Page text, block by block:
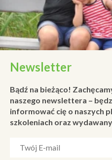
Newsletter
Bądź na bieżąco!
naszego newslettera –
informować cię o naszych
szkoleniach oraz